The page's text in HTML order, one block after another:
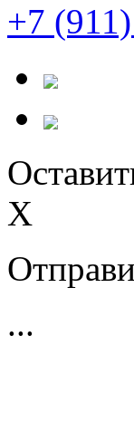
+7
X
...